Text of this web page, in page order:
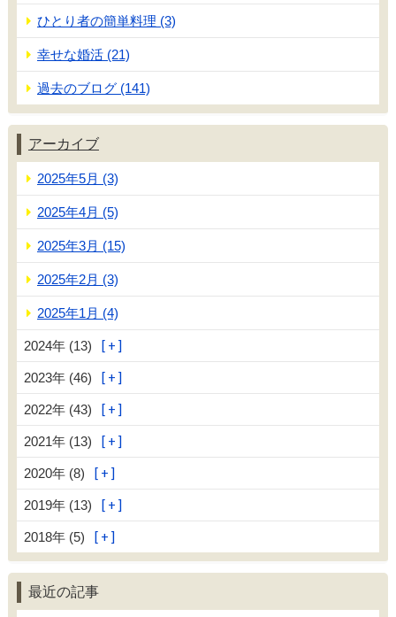
ひとり者の簡単料理 (3)
幸せな婚活 (21)
過去のブログ (141)
アーカイブ
2025年5月 (3)
2025年4月 (5)
2025年3月 (15)
2025年2月 (3)
2025年1月 (4)
2024年 (13)
2023年 (46)
2022年 (43)
2021年 (13)
2020年 (8)
2019年 (13)
2018年 (5)
最近の記事